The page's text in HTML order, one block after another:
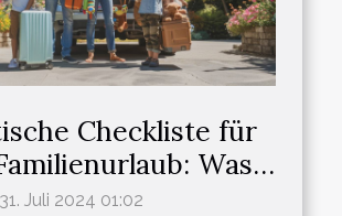
Checkliste für
Was
einpacken?
Juli 2024 01:02